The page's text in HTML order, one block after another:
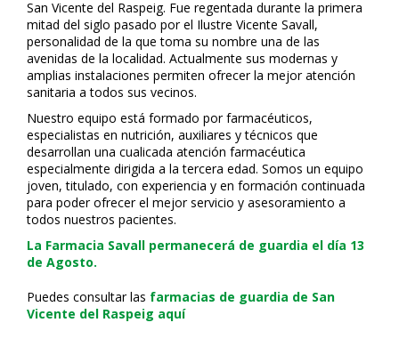
San Vicente del Raspeig. Fue regentada durante la primera
mitad del siglo pasado por el Ilustre Vicente Savall,
personalidad de la que toma su nombre una de las
avenidas de la localidad. Actualmente sus modernas y
amplias instalaciones permiten ofrecer la mejor atención
sanitaria a todos sus vecinos.
Nuestro equipo está formado por farmacéuticos,
especialistas en nutrición, auxiliares y técnicos que
desarrollan una cualificada atención farmacéutica
especialmente dirigida a la tercera edad. Somos un equipo
joven, titulado, con experiencia y en formación continuada
para poder ofrecer el mejor servicio y asesoramiento a
todos nuestros pacientes.
La Farmacia Savall permanecerá de guardia el día 13
de Agosto.
Puedes consultar las farmacias de guardia de San
Vicente del Raspeig aquí